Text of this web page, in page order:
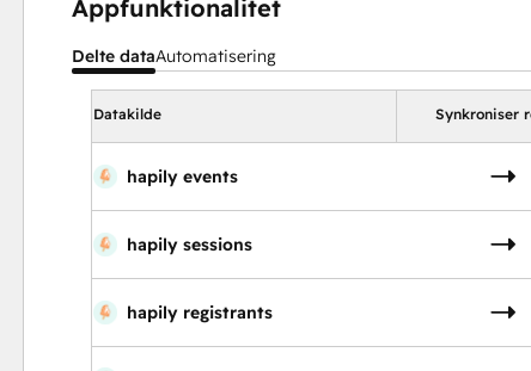
abonnementer.
Appfunktionalitet
Delte dataAutomatisering
Datakilde Synkroniser
hapily events
hapily sessions
hapily registrants